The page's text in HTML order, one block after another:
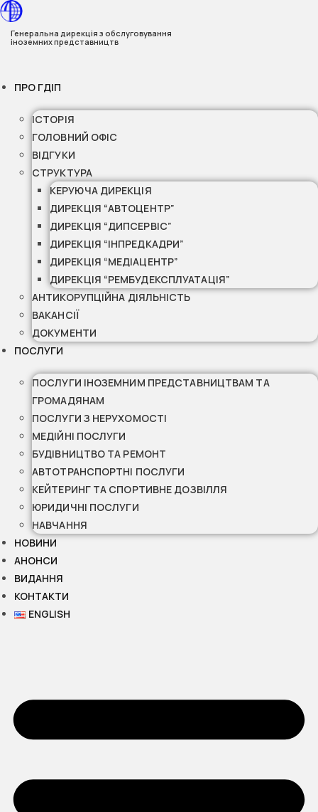
Перейти
до
вмісту
Генеральна дирекція з обслуговування
іноземних представництв
ПРО ГДІП
ІСТОРІЯ
ГОЛОВНИЙ ОФІС
ВІДГУКИ
СТРУКТУРА
КЕРУЮЧА ДИРЕКЦІЯ
ДИРЕКЦІЯ “АВТОЦЕНТР”
ДИРЕКЦІЯ “ДИПСЕРВІС”
ДИРЕКЦІЯ “ІНПРЕДКАДРИ”
ДИРЕКЦІЯ “МЕДІАЦЕНТР”
ДИРЕКЦІЯ “РЕМБУДЕКСПЛУАТАЦІЯ”
АНТИКОРУПЦІЙНА ДІЯЛЬНІСТЬ
ВАКАНСІЇ
ДОКУМЕНТИ
ПОСЛУГИ
ПОСЛУГИ ІНОЗЕМНИМ ПРЕДСТАВНИЦТВАМ ТА
ГРОМАДЯНАМ
ПОСЛУГИ З НЕРУХОМОСТІ
МЕДІЙНІ ПОСЛУГИ
БУДІВНИЦТВО ТА РЕМОНТ
АВТОТРАНСПОРТНІ ПОСЛУГИ
КЕЙТЕРИНГ ТА СПОРТИВНЕ ДОЗВІЛЛЯ
ЮРИДИЧНІ ПОСЛУГИ
НАВЧАННЯ
НОВИНИ
АНОНСИ
ВИДАННЯ
КОНТАКТИ
ENGLISH